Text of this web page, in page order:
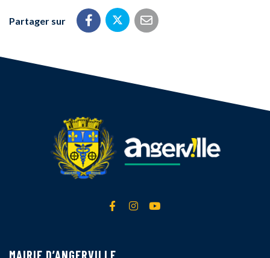
Partager sur Partager sur Facebook
Partager sur Twitter
Partager par email
Lien vers le compte Facebook
Lien vers le compte
MAIRIE D’ANGERVILLE